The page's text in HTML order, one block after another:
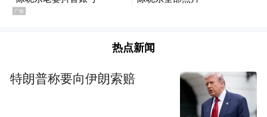
现企业诉求对接更精准、个性化服务更精
“新机制的建立为进一步畅通税企沟通提供了
平台，能够更有效、更直接地服务好企业，
热点新闻
特朗普称要向伊朗索赔